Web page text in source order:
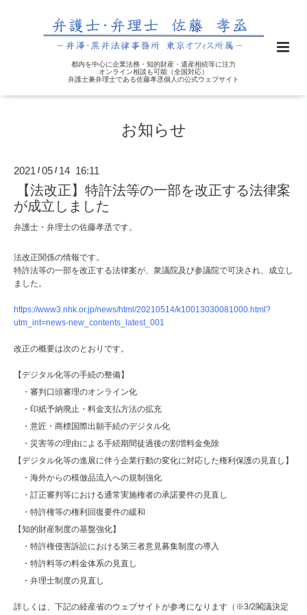
都内を中心に企業法務・知的財産・遺産相続等に注力
オンライン相談も可能（全国対応）
弁護士兼弁理士である佐藤孝丞個人の公式ウェブサイト
お知らせ
2021 /05 / 14 16:11
【法改正】特許法等の一部を改正する法律案
が成立しました
弁護士・弁理士の佐藤孝丞です。
法改正関係の情報です。
特許法等の一部を改正する法律案が、衆議院及び参議院で可決され、成立し
ました。
https://www3.nhk.or.jp/news/html/20210514/k10013030081000.html?
utm_int=news-new_contents_latest_001
改正の概要は次のとおりです。
【デジタル化等の手続の整備】
・審判口頭審理のオンライン化
・印紙予納廃止・料金支払方法の拡充
・意匠・商標国際出願手続のデジタル化
・災害等の理由による手続期間徒過後の割増料金免除
【デジタル化等の進展に伴う企業行動の変化に対応した権利保護の見直し】
・海外からの模倣品流入への規制強化
・訂正審判等における通常実施権者の承諾要件の見直し
・特許権等の権利回復要件の緩和
【知的財産制度の基盤強化】
・特許権侵害訴訟における第三者意見募集制度の導入
・特許料等の料金体系の見直し
・弁理士制度の見直し
詳しくは、下記の経産省のウェブサイトが参考になります（※3/2閣議決定